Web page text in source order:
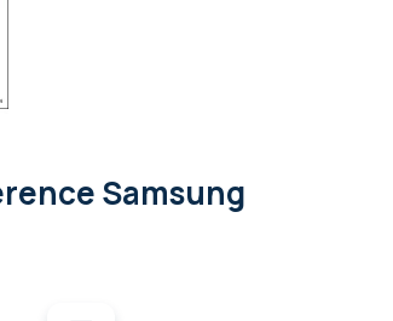
Samsung